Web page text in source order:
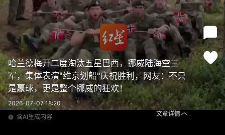
哈兰德梅开二度淘汰五星巴西，挪威陆海空三
军，集体表演"维京划船"庆祝胜利，网友：不只
是赢球，更是整个挪威的狂欢！
2026-07-07 18:20
含AI生成内容
文章详情